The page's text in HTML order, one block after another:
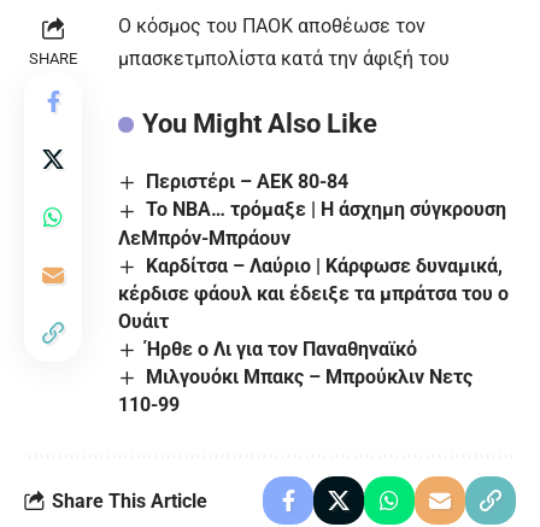
SHARE
Ο κόσμος του ΠΑΟΚ αποθέωσε τον
μπασκετμπολίστα κατά την άφιξή του
You Might Also Like
Περιστέρι – ΑΕΚ 80-84
Το NBA… τρόμαξε | Η άσχημη σύγκρουση
ΛεΜπρόν-Μπράουν
Καρδίτσα – Λαύριο | Κάρφωσε δυναμικά,
κέρδισε φάουλ και έδειξε τα μπράτσα του ο
Ουάιτ
Ήρθε ο Λι για τον Παναθηναϊκό
Μιλγουόκι Μπακς – Μπρούκλιν Νετς
110-99
Share This Article